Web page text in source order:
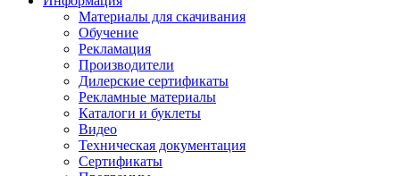
Материалы для скачивания
Обучение
Рекламация
Производители
Дилерские сертификаты
Рекламные материалы
Каталоги и буклеты
Видео
Техническая документация
Сертификаты